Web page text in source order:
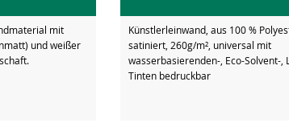
mit
und weißer
Künstlerleinwand, aus 100 %
satiniert, 260g/m², universal mit
wasserbasierenden-, Eco-Solvent-,
Tinten bedruckbar